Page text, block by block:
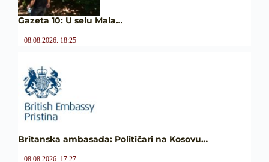
Gazeta 10: U selu Mala…
08.08.2026. 18:25
Britanska ambasada: Političari na Kosovu…
08.08.2026. 17:27